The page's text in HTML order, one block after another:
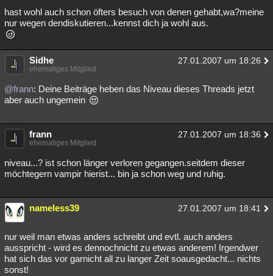
hast wohl auch schon öfters besuch von denen gehabt,wa?meine
nur wegen dendiskutieren...kennst dich ja wohl aus.
Sidhe 27.01.2007 um 18:26
ehemaliges Mitglied
@frann: Deine Beiträge heben das Niveau dieses Threads jetzt
aber auch ungemein
frann 27.01.2007 um 18:36
ehemaliges Mitglied
niveau...? ist schon länger verloren gegangen.seitdem dieser
möchtegern vampir hierist... bin ja schon weg und ruhig.
nameless39 27.01.2007 um 18:41
nur weil man etwas anders schreibt und evtl. auch anders
ausspricht - wird es dennochnicht zu etwas anderem! Irgendwer
hat sich das vor garnicht all zu langer Zeit soausgedacht... nichts
sonst!